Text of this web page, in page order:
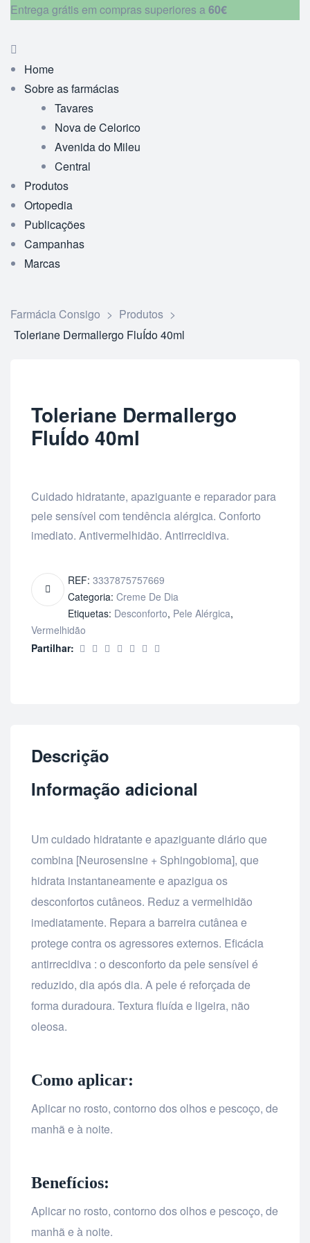
Entrega grátis em compras superiores a60€
Home
Sobre as farmácias
Tavares
Nova de Celorico
Avenida do Mileu
Central
Produtos
Ortopedia
Publicações
Campanhas
Marcas
Farmácia Consigo > Produtos >
Toleriane Dermallergo FluÍdo 40ml
Toleriane Dermallergo
FluÍdo 40ml
Cuidado hidratante, apaziguante e reparador para
pele sensível com tendência alérgica. Conforto
imediato. Antivermelhidão. Antirrecidiva.
REF: 3337875757669
Categoria: Creme De Dia
Etiquetas: Desconforto, Pele Alérgica,
Vermelhidão
Partilhar:
Descrição
Informação adicional
Um cuidado hidratante e apaziguante diário que
combina [Neurosensine + Sphingobioma], que
hidrata instantaneamente e apazigua os
desconfortos cutâneos. Reduz a vermelhidão
imediatamente. Repara a barreira cutânea e
protege contra os agressores externos. Eficácia
antirrecidiva : o desconforto da pele sensível é
reduzido, dia após dia. A pele é reforçada de
forma duradoura. Textura fluída e ligeira, não
oleosa.
Como aplicar:
Aplicar no rosto, contorno dos olhos e pescoço, de
manhã e à noite.
Benefícios:
Aplicar no rosto, contorno dos olhos e pescoço, de
manhã e à noite.